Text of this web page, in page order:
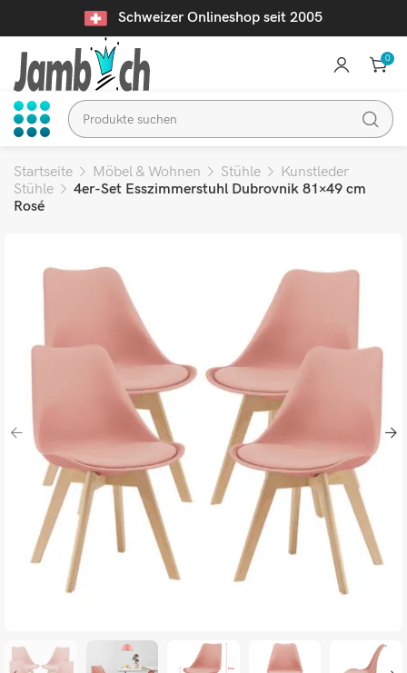
Schweizer Onlineshop seit 2005
0
Startseite Möbel & Wohnen Stühle
Kunstleder
Stühle
4er-Set Esszimmerstuhl Dubrovnik 81×49 cm
Rosé